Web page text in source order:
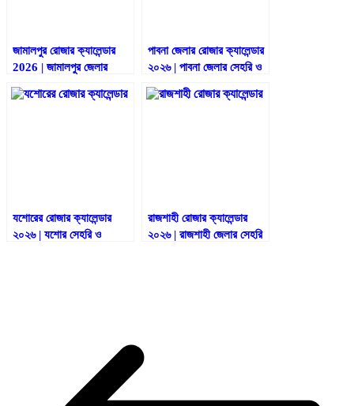
জামালপুর রোজার ক্যালেন্ডার
2026 | জামালপুর জেলার
2026
পাবনা জেলার রোজার ক্যালেন্ডার
২০২৬ | পাবনা জেলার সেহরি ও
যশোরের রোজার ক্যালেন্ডার
২০২৬ | যশোর সেহরি ও
রাজশাহী রোজার ক্যালেন্ডার
২০২৬ | রাজশাহী জেলার সেহরি